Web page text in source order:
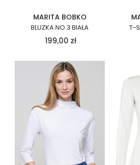
MARITA BOBKO
BLUZKA NO.3 BIAŁA
199,00 zł
T-